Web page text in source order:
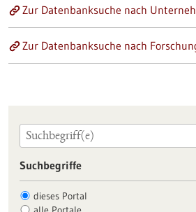
Zur Datenbanksuche nach
Zur Datenbanksuche nach
Suchbegriffe
dieses Portal